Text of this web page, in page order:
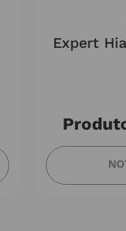
Expert